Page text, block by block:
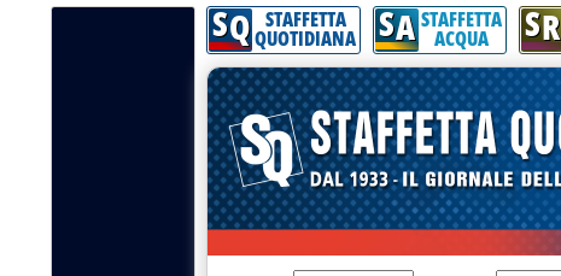
SQ STAFFETTA
QUOTIDIANA SA STAFFETTA
ACQUA SR